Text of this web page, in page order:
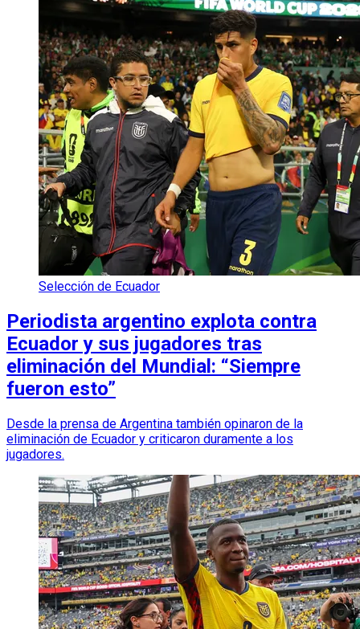
Selección de Ecuador
Periodista argentino explota contra
Ecuador y sus jugadores tras
eliminación del Mundial: “Siempre
fueron esto”
Desde la prensa de Argentina también opinaron de la
eliminación de Ecuador y criticaron duramente a los
jugadores.